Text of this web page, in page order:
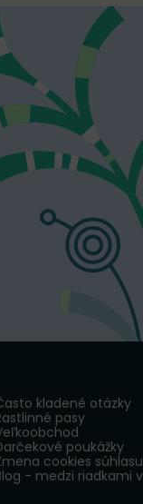
kladené otázky
pasy
poukážky
cookies súhlasu
- medzi riadkami